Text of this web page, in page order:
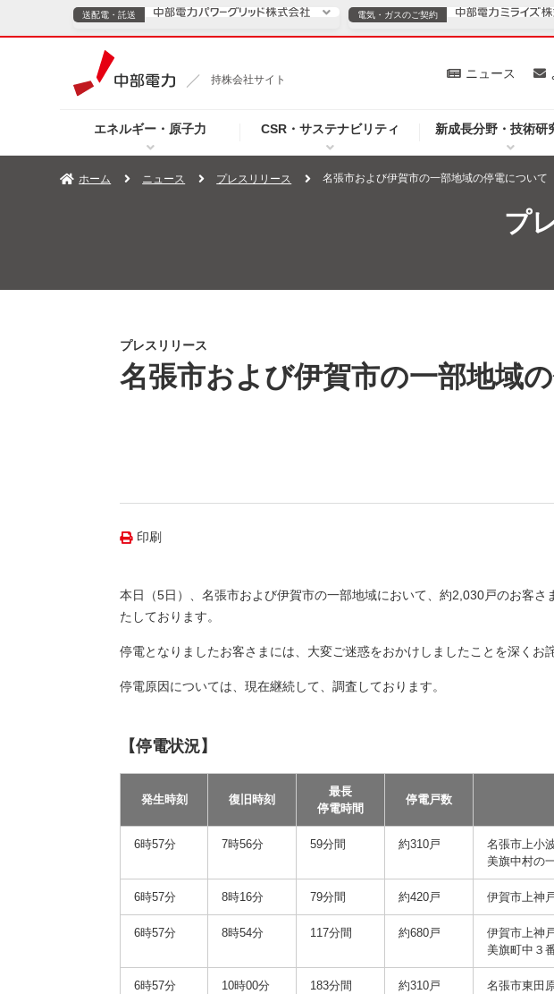
持株会社サイト
エネルギー・原子力 CSR・サステナビリティ 新成長分野・技術研
ニュース
送配電・託送
TOPページへ ご案内
電気・ガスのご契約
電気・ガスのご契約
TOPページへ 個人のお客さま
ホーム ニュース プレスリリース 名張市および伊賀市の一部地域の停電について
プ
プレスリリース
名張市および伊賀市の一部地域
印刷
本日（5日）、名張市および伊賀市の一部地域において、約2,030戸のお客
たしております。
停電となりましたお客さまには、大変ご迷惑をおかけしましたことを深くお
停電原因については、現在継続して、調査しております。
【停電状況】
発生時刻 復旧時刻
最長
停電時間
停電戸数
6時57分 7時56分 59分間 約310戸
名張市上小
美旗中村の
6時57分 8時16分 79分間 約420戸 伊賀市上神
6時57分 8時54分 117分間 約680戸
伊賀市上神
美旗町中３
6時57分 10時00分 183分間 約310戸 名張市東田